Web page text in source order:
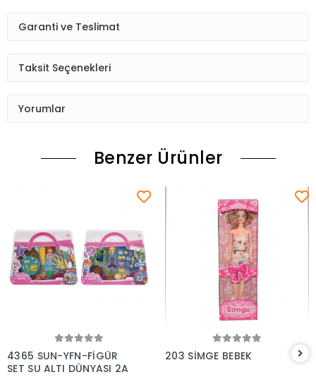
Garanti ve Teslimat
Taksit Seçenekleri
Yorumlar
Benzer Ürünler
Sepete Ekle
4365 SUN-YFN-FİGÜR
SET SU ALTI DÜNYASI 2A
203 SİMGE BEBEK